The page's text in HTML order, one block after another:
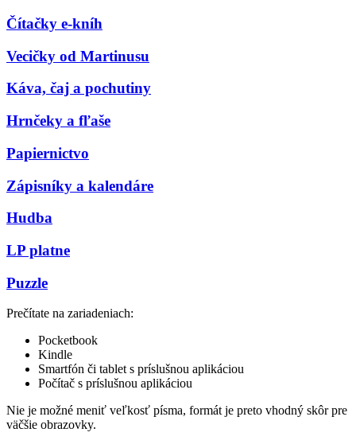
Čítačky e-kníh
Vecičky od Martinusu
Káva, čaj a pochutiny
Hrnčeky a fľaše
Papiernictvo
Zápisníky a kalendáre
Hudba
LP platne
Puzzle
Prečítate na zariadeniach:
Pocketbook
Kindle
Smartfón či tablet s príslušnou aplikáciou
Počítač s príslušnou aplikáciou
Nie je možné meniť veľkosť písma, formát je preto vhodný skôr pre
väčšie obrazovky.